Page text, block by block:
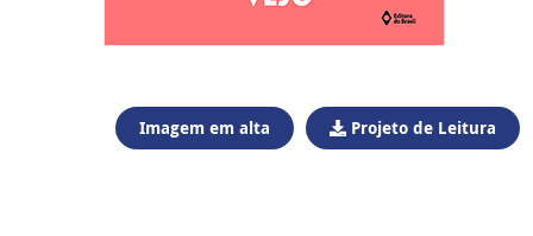
Imagem em alta Projeto de Leitura